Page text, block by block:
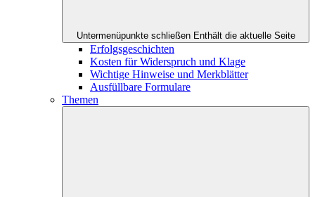
Untermenüpunkte schließen Enthält die aktuelle Seite
Erfolgsgeschichten
Kosten für Widerspruch und Klage
Wichtige Hinweise und Merkblätter
Ausfüllbare Formulare
Themen